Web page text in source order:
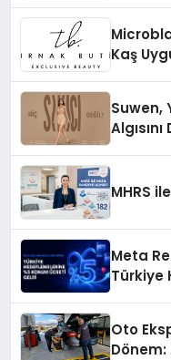
Kaş
Suwen,
MHRS
Meta
Türkiye
Oto